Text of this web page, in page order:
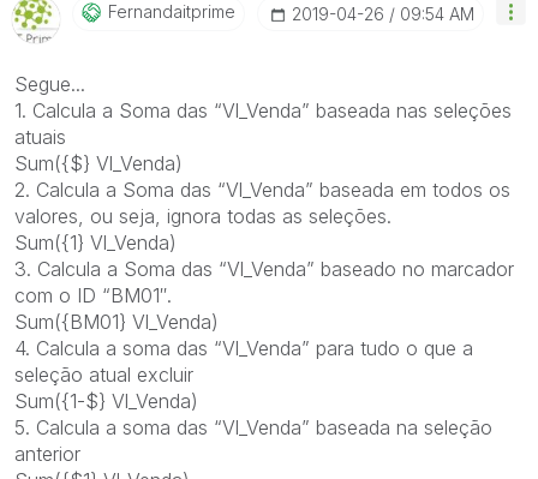
Fernandaitprime ‎2019-04-26 09:54 AM
Segue...
1. Calcula a Soma das “Vl_Venda” baseada nas seleções
atuais
Sum({$} Vl_Venda)
2. Calcula a Soma das “Vl_Venda” baseada em todos os
valores, ou seja, ignora todas as seleções.
Sum({1} Vl_Venda)
3. Calcula a Soma das “Vl_Venda” baseado no marcador
com o ID “BM01″.
Sum({BM01} Vl_Venda)
4. Calcula a soma das “Vl_Venda” para tudo o que a
seleção atual excluir
Sum({1-$} Vl_Venda)
5. Calcula a soma das “Vl_Venda” baseada na seleção
anterior